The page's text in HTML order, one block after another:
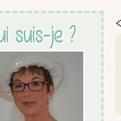
suis-je ?